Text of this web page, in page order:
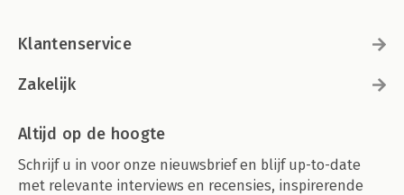
Klantenservice
Zakelijk
Altijd op de hoogte
Schrijf u in voor onze nieuwsbrief en blijf up-to-date
met relevante interviews en recensies, inspirerende